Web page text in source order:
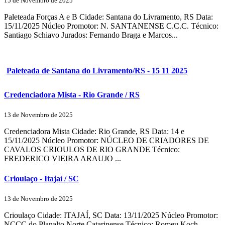
Paleteada Forças A e B Cidade: Santana do Livramento, RS Data:
15/11/2025 Núcleo Promotor: N. SANTANENSE C.C.C. Técnico:
Santiago Schiavo Jurados: Fernando Braga e Marcos...
Paleteada de Santana do Livramento/RS - 15 11 2025
Credenciadora Mista - Rio Grande / RS
13 de Novembro de 2025
Credenciadora Mista Cidade: Rio Grande, RS Data: 14 e
15/11/2025 Núcleo Promotor: NÚCLEO DE CRIADORES DE
CAVALOS CRIOULOS DE RIO GRANDE Técnico:
FREDERICO VIEIRA ARAUJO ...
Crioulaço - Itajaí / SC
13 de Novembro de 2025
Crioulaço Cidade: ITAJAÍ, SC Data: 13/11/2025 Núcleo Promotor: